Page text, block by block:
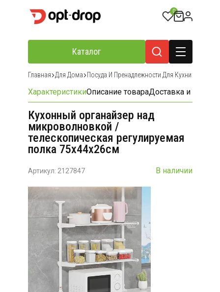
0
Каталог
Главная Для Дома Посуда И Пренадлежности Для Кухни
ХарактеристикиОписание товараДоставка и оплата
Кухонный органайзер над
микроволновкой /
телескопическая регулируемая
полка 75х44х26см
Артикул: 2127847 В наличии